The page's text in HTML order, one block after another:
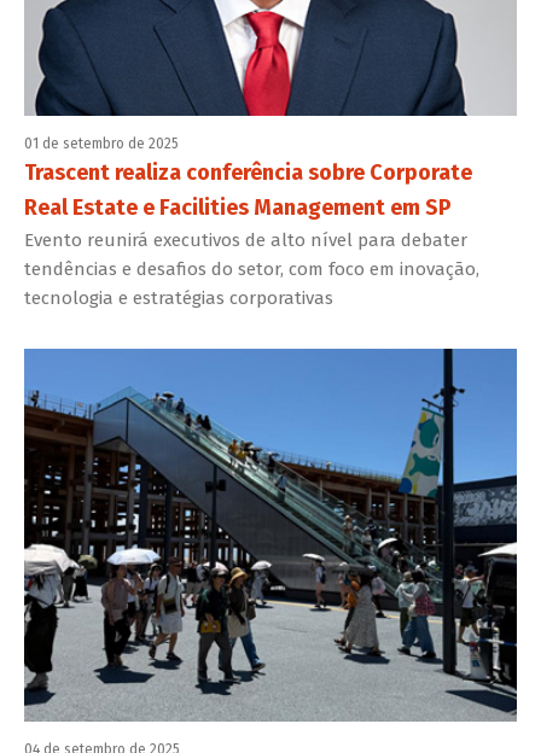
01 de setembro de 2025
Trascent realiza conferência sobre Corporate
Real Estate e Facilities Management em SP
Evento reunirá executivos de alto nível para debater
tendências e desafios do setor, com foco em inovação,
tecnologia e estratégias corporativas
04 de setembro de 2025